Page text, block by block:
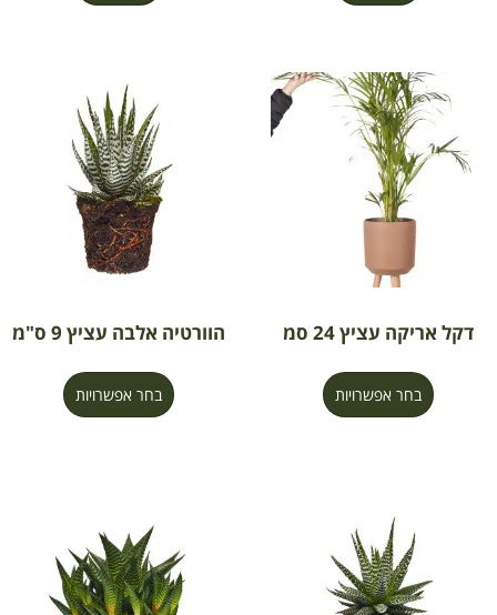
דקל אריקה עציץ 24 סמ
בחר אפשרויות
הוורטיה אלבה עציץ 9 ס"מ
בחר אפשרויות